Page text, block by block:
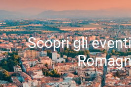
Scopri gli